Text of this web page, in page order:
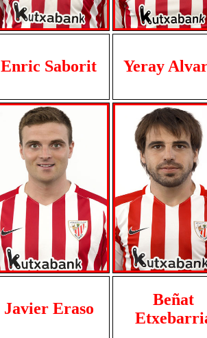
Enric Saborit Yeray
Javier Eraso
Beñat